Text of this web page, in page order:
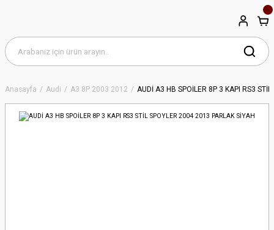
Anasayfa Audi A3 8P 2003 2012 AUDİ A3 HB SPOİLER 8P 3 KAPI RS3